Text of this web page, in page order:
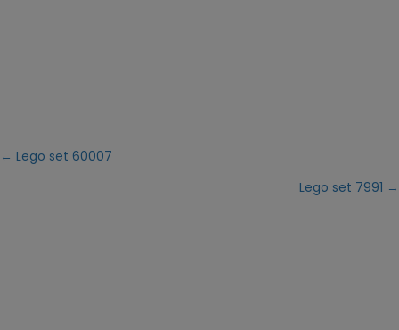
Posts
← Lego set 60007
Lego set 7991 →